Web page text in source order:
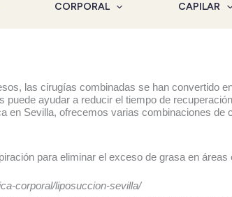
CORPORAL CAPILAR
las cirugías combinadas se han convertido
ayudar a reducir el tiempo de
en Sevilla, ofrecemos varias combinaciones
para eliminar el exceso de grasa en
corporal/liposuccion-sevilla/